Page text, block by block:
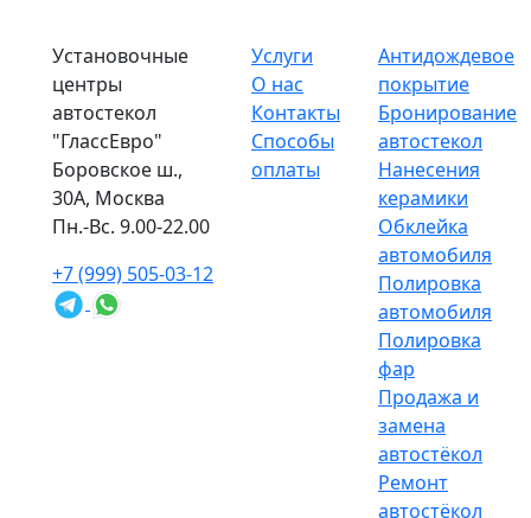
Установочные
центры
автостекол
"ГлассЕвро"
Боровское ш.,
30А, Москва
Пн.-Вс. 9.00-22.00
+7 (999) 505-03-12
Услуги
О нас
Контакты
Способы
оплаты
Антидождевое
покрытие
Бронирование
автостекол
Нанесения
керамики
Обклейка
автомобиля
Полировка
автомобиля
Полировка
фар
Продажа и
замена
автостёкол
Ремонт
автостёкол